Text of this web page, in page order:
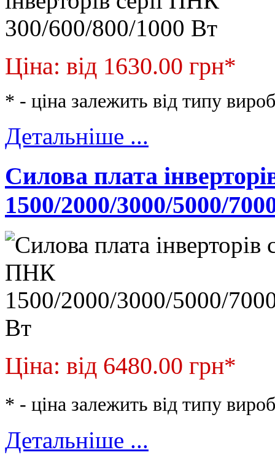
Ціна: від 1630.00 грн*
* - ціна залежить від типу
Детальніше ...
Силова плата
1500/2000/3000/5000/
Ціна: від 6480.00 грн*
* - ціна залежить від типу
Детальніше ...